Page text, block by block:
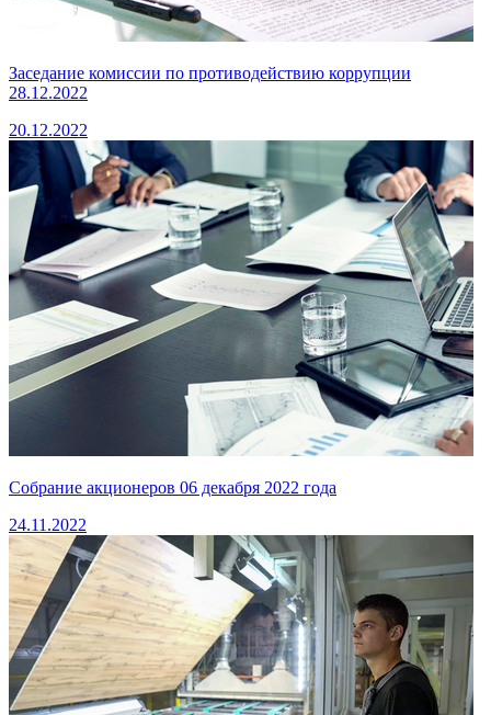
Заседание комиссии по противодействию коррупции
28.12.2022
20.12.2022
Собрание акционеров 06 декабря 2022 года
24.11.2022